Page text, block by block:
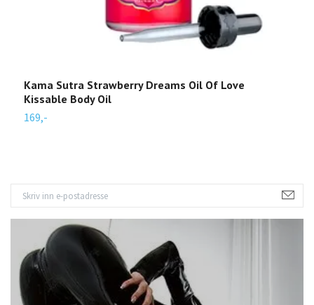
Kama Sutra Strawberry Dreams Oil Of Love
Kissable Body Oil
169,-